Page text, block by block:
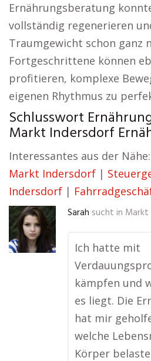
Ernährungsberatung
vollständig regenerieren
Traumgewicht schon ganz
Fortgeschrittene können
profitieren, komplexe
eigenen Rhythmus zu
Schlusswort
Markt Indersdorf
Interessantes aus der Nähe:
Markt Indersdorf |
Indersdorf |
Sarah sucht in Markt
Ich hatte mit
kämpfen und
es liegt. Die
hat mir
welche
Körper